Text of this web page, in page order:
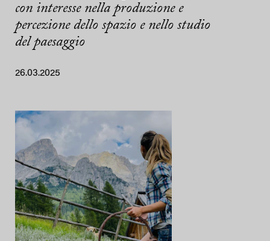
con interesse nella produzione e
percezione dello spazio e nello studio
del paesaggio
26.03.2025